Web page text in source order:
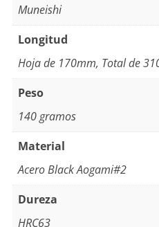
Muneishi
Longitud
Hoja de 170mm, Total de
Peso
140 gramos
Material
Acero Black Aogami#2
Dureza
HRC63